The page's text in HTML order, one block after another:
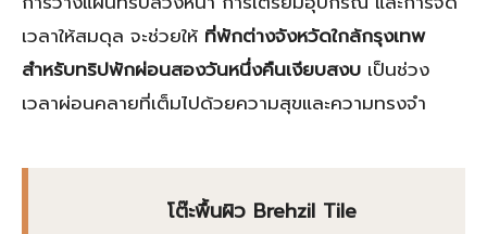
เวลาให้สมดุล จะช่วยให้ ที่พักต่างจังหวัดใกล้กรุงเทพ
สำหรับทริปพักผ่อนสองวันหนึ่งคืนเงียบสงบ เป็นช่วง
เวลาผ่อนคลายที่เต็มไปด้วยความสุขและความทรงจำ
โต๊ะพื้นผิว Brehzil Tile